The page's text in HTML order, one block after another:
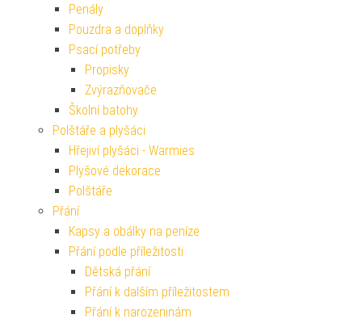
Penály
Pouzdra a doplňky
Psací potřeby
Propisky
Zvýrazňovače
Školní batohy
Polštáře a plyšáci
Hřejiví plyšáci - Warmies
Plyšové dekorace
Polštáře
Přání
Kapsy a obálky na peníze
Přání podle příležitosti
Dětská přání
Přání k dalším příležitostem
Přání k narozeninám